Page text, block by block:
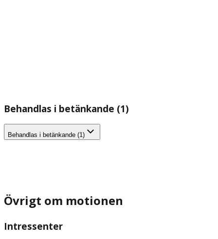
Behandlas i betänkande (1)
Behandlas i betänkande (1)
Övrigt om motionen
Intressenter